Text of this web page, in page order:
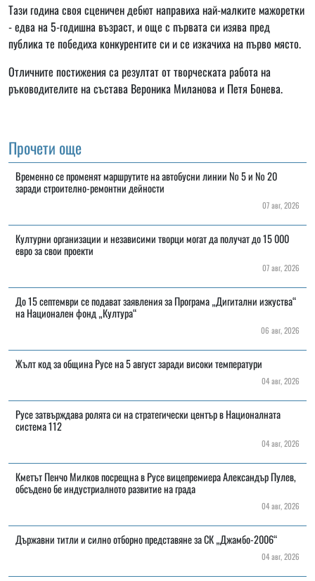
Тази година своя сценичен дебют направиха най-малките мажоретки
- едва на 5-годишна възраст, и още с първата си изява пред
публика те победиха конкурентите си и се изкачиха на първо място.
Отличните постижения са резултат от творческата работа на
ръководителите на състава Вероника Миланова и Петя Бонева.
Прочети още
Временно се променят маршрутите на автобусни линии № 5 и № 20
заради строително-ремонтни дейности
07 авг, 2026
Културни организации и независими творци могат да получат до 15 000
евро за свои проекти
07 авг, 2026
До 15 септември се подават заявления за Програма „Дигитални изкуства“
на Национален фонд „Култура“
06 авг, 2026
Жълт код за община Русе на 5 август заради високи температури
04 авг, 2026
Русе затвърждава ролята си на стратегически център в Националната
система 112
04 авг, 2026
Кметът Пенчо Милков посрещна в Русе вицепремиера Александър Пулев,
обсъдено бе индустриалното развитие на града
04 авг, 2026
Държавни титли и силно отборно представяне за СК „Джамбо-2006“
04 авг, 2026